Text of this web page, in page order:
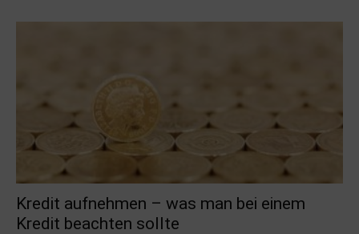
Kredit aufnehmen – was man bei einem
Kredit beachten sollte